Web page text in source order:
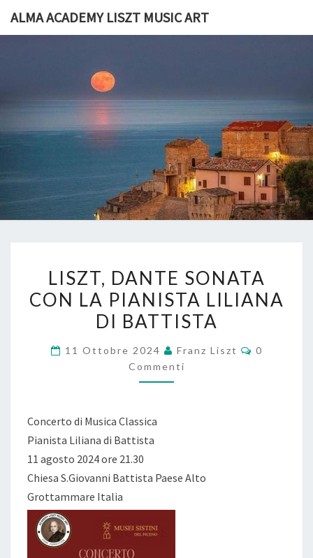
ALMA ACADEMY LISZT MUSIC ART
ALMA
LISZT
MUSIC
ART
I Luoghi Di
F.Liszt 1868
Grottammare
DANTE
SONATA
CON
PIANISTA
LISZT, DANTE SONATA
CON LA PIANISTA LILIANA
DI BATTISTA
11 Ottobre 2024 Franz Liszt Commenti
0
Commenti
Concerto di Musica Classica
Pianista Liliana di Battista
11 agosto 2024 ore 21.30
Chiesa S.Giovanni Battista Paese Alto
Grottammare Italia